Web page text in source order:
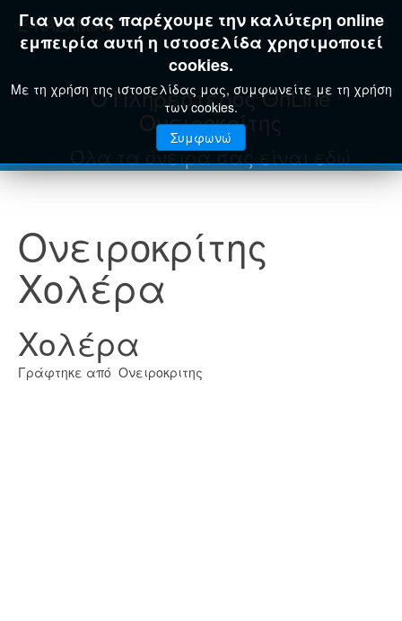
E-KAZAMIAS
Για να σας παρέχουμε την καλύτερη online
εμπειρία αυτή η ιστοσελίδα χρησιμοποιεί
cookies.
Με τη χρήση της ιστοσελίδας μας, συμφωνείτε με τη χρήση
των cookies.
Συμφωνώ
Ο Πληρέστερος OnLine
Ονειροκρίτης
Όλα τα όνειρά σας είναι εδώ
Ονειροκρίτης
Χολέρα
Χολέρα
Γράφτηκε από Ονειροκριτης